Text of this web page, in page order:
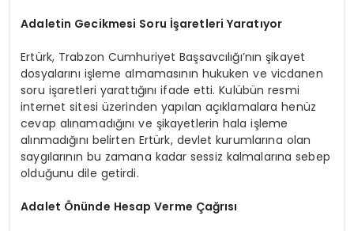
Adaletin Gecikmesi Soru İşaretleri Yaratıyor
Ertürk, Trabzon Cumhuriyet Başsavcılığı’nın şikayet
dosyalarını işleme almamasının hukuken ve vicdanen
soru işaretleri yarattığını ifade etti. Kulübün resmi
internet sitesi üzerinden yapılan açıklamalara henüz
cevap alınamadığını ve şikayetlerin hala işleme
alınmadığını belirten Ertürk, devlet kurumlarına olan
saygılarının bu zamana kadar sessiz kalmalarına sebep
olduğunu dile getirdi.
Adalet Önünde Hesap Verme Çağrısı